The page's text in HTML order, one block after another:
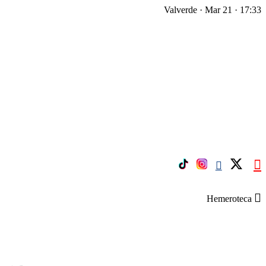
Valverde · Mar 21 · 17:33
Hemeroteca